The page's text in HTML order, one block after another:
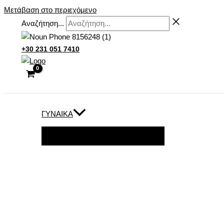
Μετάβαση στο περιεχόμενο
Αναζήτηση...
+30 231 051 7410
ΓΥΝΑΊΚΑ